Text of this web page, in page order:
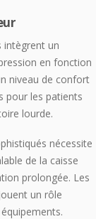
intègrent un
en fonction
niveau de confort
pour les patients
lourde.
nécessite
de la caisse
prolongée. Les
un rôle